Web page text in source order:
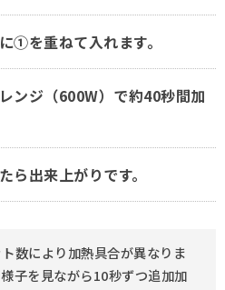
①を重ねて入れます。
ンジ（600W）で約40秒間加
ら出来上がりです。
数により加熱具合が異なりま
子を見ながら10秒ずつ追加加